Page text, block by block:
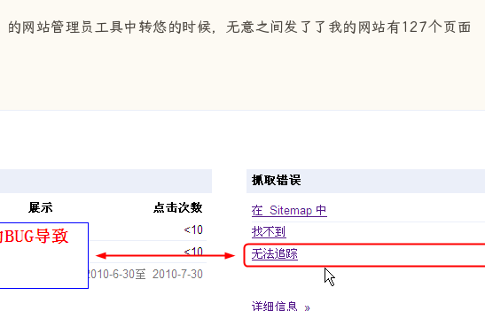
的网站管理员工具中转悠的时候，无意之间发了了我的网站有127个页面